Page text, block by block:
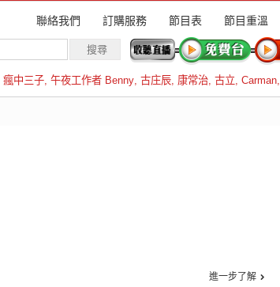
聯絡我們 訂購服務 節目表 節目重溫
瘋中三子, 午夜工作者 Benny, 古庄辰, 康常治, 古立, Carman,
進一步了解